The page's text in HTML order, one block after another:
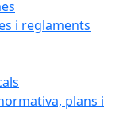
i reglaments
plans i